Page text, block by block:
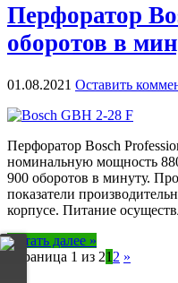
Перфоратор
оборотов в
01.08.2021 Оставить
Перфоратор Bosch
номинальную мощность
900 оборотов в минуту.
показатели
корпусе. Питание
Читать далее »
Страница 1 из 21 2 »